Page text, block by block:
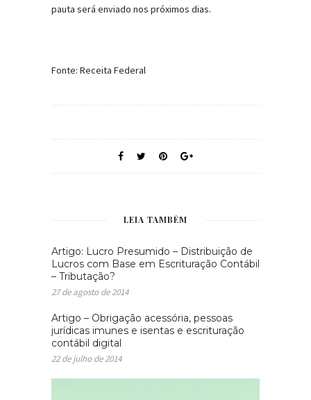
pauta será enviado nos próximos dias.
Fonte: Receita Federal
LEIA TAMBÉM
Artigo: Lucro Presumido – Distribuição de
Lucros com Base em Escrituração Contábil
– Tributação?
27 de agosto de 2014
Artigo – Obrigação acessória, pessoas
jurídicas imunes e isentas e escrituração
contábil digital
22 de julho de 2014